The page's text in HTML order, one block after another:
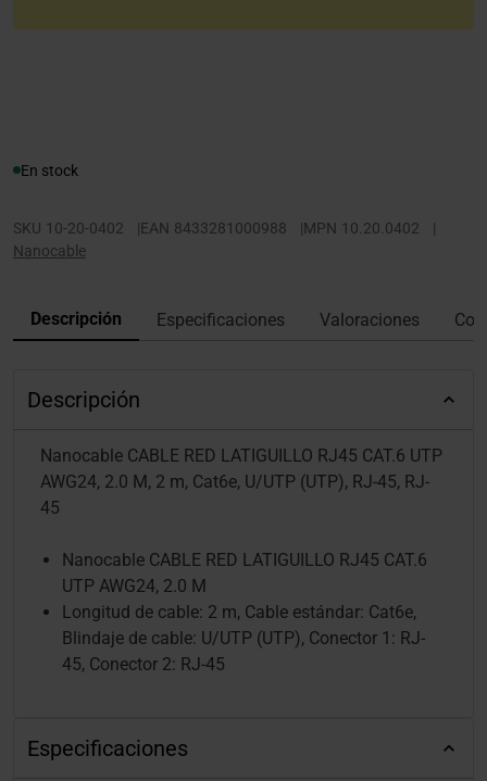
En stock
SKU 10-20-0402 |EAN 8433281000988 |MPN 10.20.0402
|
Nanocable
Descripción Especificaciones Valoraciones
Descripción
Nanocable CABLE RED LATIGUILLO RJ45 CAT.6 UTP
AWG24, 2.0 M, 2 m, Cat6e, U/UTP (UTP), RJ-45, RJ-
45
Nanocable CABLE RED LATIGUILLO RJ45 CAT.6
UTP AWG24, 2.0 M
Longitud de cable: 2 m, Cable estándar: Cat6e,
Blindaje de cable: U/UTP (UTP), Conector 1: RJ-
45, Conector 2: RJ-45
Especificaciones